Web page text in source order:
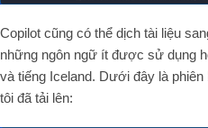
Copilot cũng có thể dịch tài liệu
những ngôn ngữ ít được sử dụng
và tiếng Iceland. Dưới đây là
tôi đã tải lên: